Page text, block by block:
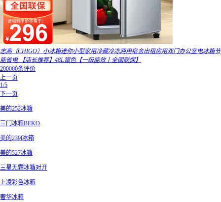
志高（CHIGO）小冰箱迷你小型家用冷藏冷冻两用宿舍出租房用双门办公室电冰箱节
能省电 【店长推荐】48L银色【一级能效丨全国联保】
200000条评价
上一页
1/5
下一页
美的252冰箱
三门冰箱BEKO
美的239l冰箱
美的527冰箱
三星无霜冰箱对开
上凌彩色冰箱
奢华冰箱